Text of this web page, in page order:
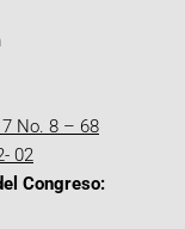
No. 8 – 68
02
Congreso: